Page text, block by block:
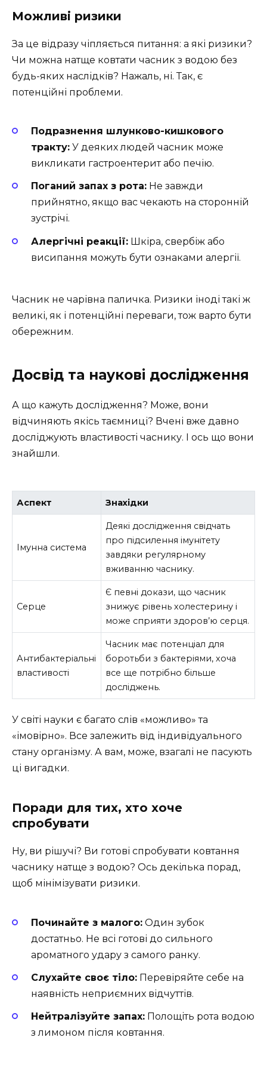
Можливі ризики
За це відразу чіпляється питання: а які ризики?
Чи можна натще ковтати часник з водою без
будь-яких наслідків? Нажаль, ні. Так, є
потенційні проблеми.
Подразнення шлунково-кишкового
тракту: У деяких людей часник може
викликати гастроентерит або печію.
Поганий запах з рота: Не завжди
прийнятно, якщо вас чекають на сторонній
зустрічі.
Алергічні реакції: Шкіра, свербіж або
висипання можуть бути ознаками алергії.
Часник не чарівна паличка. Ризики іноді такі ж
великі, як і потенційні переваги, тож варто бути
обережним.
Досвід та наукові дослідження
А що кажуть дослідження? Може, вони
відчиняють якісь таємниці? Вчені вже давно
досліджують властивості часнику. І ось що вони
знайшли.
Аспект Знахідки
Імунна система
Деякі дослідження свідчать
про підсилення імунітету
завдяки регулярному
вживанню часнику.
Серце
Є певні докази, що часник
знижує рівень холестерину і
може сприяти здоров’ю серця.
Антибактеріальні
властивості
Часник має потенціал для
боротьби з бактеріями, хоча
все ще потрібно більше
досліджень.
У світі науки є багато слів «можливо» та
«імовірно». Все залежить від індивідуального
стану організму. А вам, може, взагалі не пасують
ці вигадки.
Поради для тих, хто хоче
спробувати
Ну, ви рішучі? Ви готові спробувати ковтання
часнику натще з водою? Ось декілька порад,
щоб мінімізувати ризики.
Починайте з малого: Один зубок
достатньо. Не всі готові до сильного
ароматного удару з самого ранку.
Слухайте своє тіло: Перевіряйте себе на
наявність неприємних відчуттів.
Нейтралізуйте запах: Полощіть рота водою
з лимоном після ковтання.